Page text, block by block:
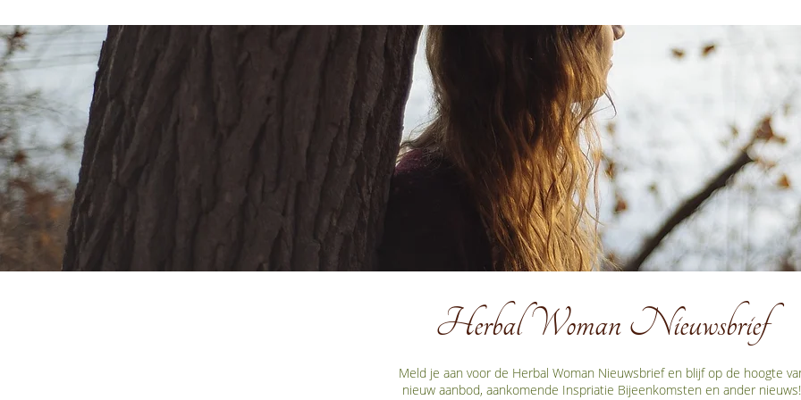
Herbal Woman Nieuwsbrief
Meld je aan voor de Herbal Woman Nieuwsbrief en blijf op de hoogte
nieuw aanbod, aankomende Inspriatie Bijeenkomsten en ander nieuws!